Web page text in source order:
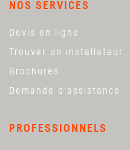
NOS SERVICES
Devis en ligne
Trouver un installateur
Brochures
Demande d'assistance
PROFESSIONNELS